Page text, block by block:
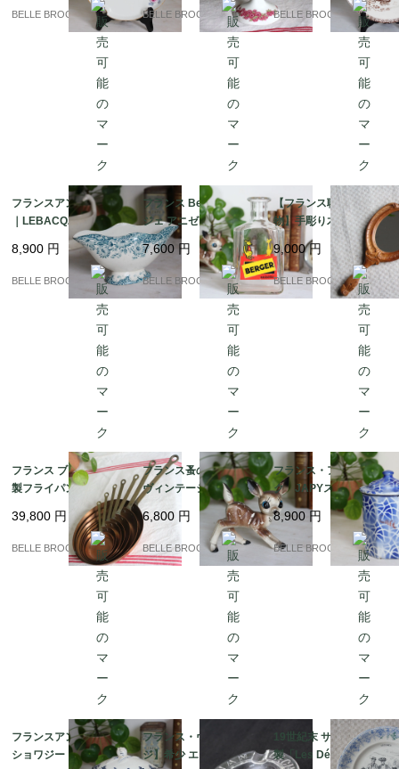
BELLE BROCANTE
moges Unique｜フラ
ンス発送（到着まで2-3
BELLE BROCANTE
｜フランス発送（到着
まで2-3週間）
BELLE BROCANTE
フランスアンティーク
｜LEBACQZ & BOUC
HART “LUCERNE” ソ
ースボート / サンタマ
ン / 19世紀末｜フラン
ス発送（到着まで2-3週
8,900 円
BELLE BROCANTE
フランス Berger ベル
ジェ アニゼット カラフ
ェ カンガルー ヴィンテ
ージ 1950s 希少｜フラ
ンス発送（到着まで2-3
週間）
7,600円
BELLE BROCANTE
【フランス職人の一点
物】手彫り木製ハンド
ミラー / エコール・ブ
ール出身作家 J.L. Bran
dily作｜フランス発送
（到着まで2-3週間）
9,000円
BELLE BROCANTE
フランス ブロカント 銅
製フライパン 7点セッ
ト 蚤の市 銅鍋 コッパ
ーパン｜フランス発送
（到着まで2-3週間）
39,800 円
BELLE BROCANTE
フランス蚤の市 50-60s
ヴィンテージ 小鹿のフ
ィギュリン バンビ 置物
レトロ｜フランス発送
（到着まで2-3週間）
6,800 円
BELLE BROCANTE
フランス・アンティー
ク JAPYスタイル ホ
ーローキャニスター "C
afé" ブルー＆ホワイト
幾何学模様（1920-30
年代頃）｜フランス発
送（到着まで2-3週間）
8,900 円
BELLE BROCANTE
フランスアンティーク
ショワジー・ル・ロワ
フランス・ヴィンテー
ジ】希少 エビアン(evia
19世紀末 サルグミンヌ
製「Les Délices de la